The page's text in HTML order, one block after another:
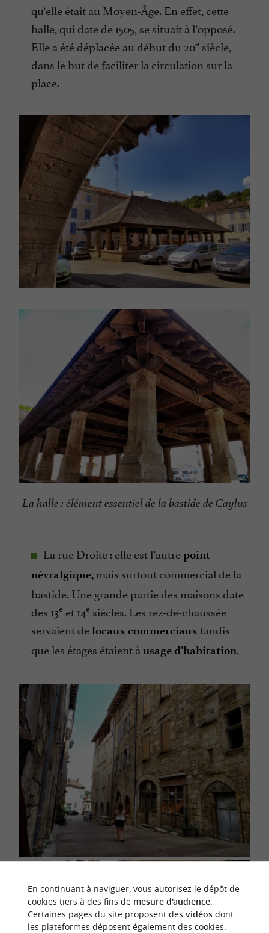
qu’elle était au Moyen-Âge. En effet, cette
halle, qui date de 1505, se situait à l’opposé.
Elle a été déplacée au début du 20e siècle,
dans le but de faciliter la circulation sur la
place.
La halle : élément essentiel de la bastide de Caylus
La rue Droite : elle est l’autrepoint
névralgique, mais surtout commercial de la
bastide. Une grande partie des maisons date
des 13e et 14e siècles. Les rez-de-chaussée
servaient delocaux commerciauxtandis
que les étages étaient à usage d’habitation.
En continuant à naviguer, vous autorisez le dépôt de
cookies tiers à des fins de mesure d'audience.
Certaines pages du site proposent des vidéosdont
les plateformes déposent également des cookies.